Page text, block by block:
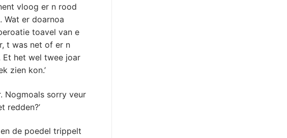
vloog er n rood
Wat er doarnoa
toavel van e
t was net of er n
Et het wel twee joar
zien kon.’
Nogmoals sorry veur
redden?’
de poedel trippelt